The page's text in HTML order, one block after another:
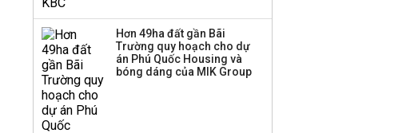
Hơn 49ha đất gần Bãi
Trường quy hoạch cho dự
án Phú Quốc Housing và
bóng dáng của MIK Group